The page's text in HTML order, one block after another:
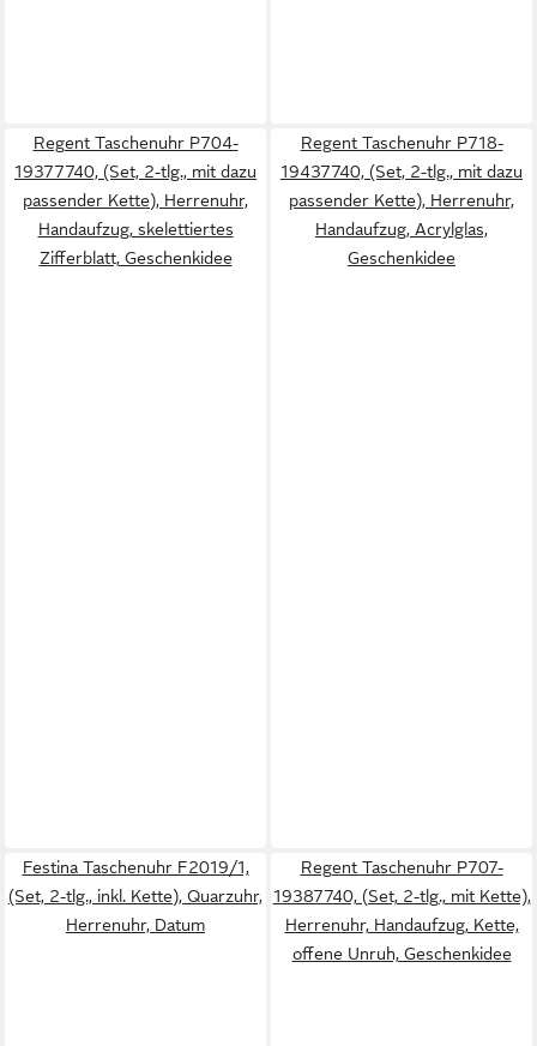
Regent Taschenuhr P704-
19377740, (Set, 2-tlg., mit dazu
passender Kette), Herrenuhr,
Handaufzug, skelettiertes
Zifferblatt, Geschenkidee
Regent Taschenuhr P718-
19437740, (Set, 2-tlg., mit dazu
passender Kette), Herrenuhr,
Handaufzug, Acrylglas,
Geschenkidee
Festina Taschenuhr F2019/1,
(Set, 2-tlg., inkl. Kette), Quarzuhr,
Herrenuhr, Datum
Regent Taschenuhr P707-
19387740, (Set, 2-tlg., mit Kette),
Herrenuhr, Handaufzug, Kette,
offene Unruh, Geschenkidee